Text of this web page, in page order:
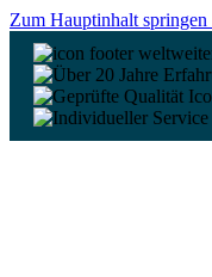
Zum Hauptinhalt springen